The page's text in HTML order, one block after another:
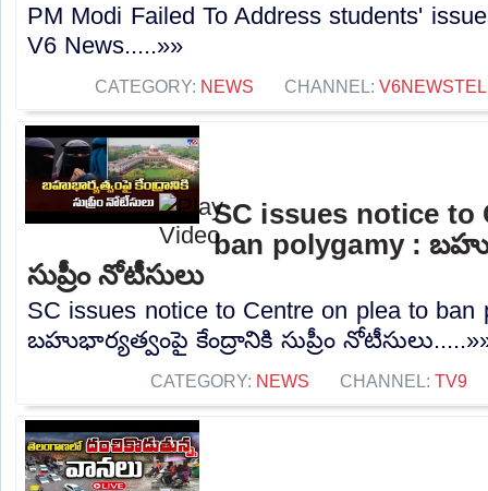
PM Modi Failed To Address students'
V6 News.....»»
CATEGORY: NEWS CHANNEL:
SC issues notice to
ban polygamy :
సుప్రీం నోటీసులు
SC issues notice to Centre on plea to ban
బహుభార్యత్వంపై కేంద్రానికి సుప్రీం
CATEGORY: NEWS CHANNEL: TV9